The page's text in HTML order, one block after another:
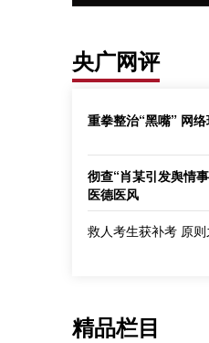
央广网评
重拳整治“黑嘴” 网
彻查“肖某引发舆情
医德医风
救人考生获补考 原
精品栏目